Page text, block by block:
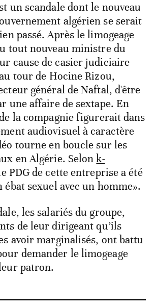
un scandale dont le nouveau
algérien se serait
passé. Après le limogeage
tout nouveau ministre du
cause de casier judiciaire
tour de Hocine Rizou,
général de Naftal, d'être
une affaire de sextape. En
la compagnie figurerait dans
audiovisuel à caractère
tourne en boucle sur les
en Algérie. Selonk-
PDG de cette entreprise a été
sexuel avec un homme».
les salariés du groupe,
de leur dirigeant qu’ils
avoir marginalisés, ont battu
demander le limogeage
patron.